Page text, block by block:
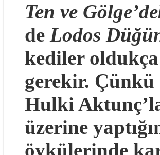
Ten ve
de Lodos
kediler
gerekir. Çünkü
Hulki
üzerine
öykülerinde